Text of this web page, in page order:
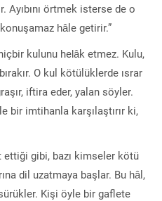
Ayıbını örtmek isterse de o
hâle getirir.”
kulunu helâk etmez. Kulu,
O kul kötülüklerde ısrar
iftira eder, yalan söyler.
bir imtihanla karşılaştırır ki,
ettiği gibi, bazı kimseler kötü
dil uzatmaya başlar. Bu hâl,
Kişi öyle bir gaflete